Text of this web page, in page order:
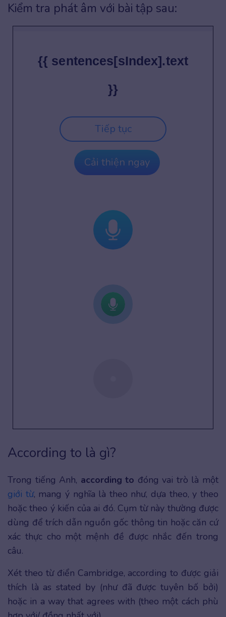
Kiểm tra phát âm với bài tập sau:
{{ sentences[sIndex].text
}}
Tiếp tục
Cải thiện ngay
According to là gì?
Trong tiếng Anh, according to đóng vai trò là một
giới từ, mang ý nghĩa là theo như, dựa theo, y theo
hoặc theo ý kiến của ai đó. Cụm từ này thường được
dùng để trích dẫn nguồn gốc thông tin hoặc căn cứ
xác thực cho một mệnh đề được nhắc đến trong
câu.
Xét theo từ điển Cambridge, according to được giải
thích là as stated by (như đã được tuyên bố bởi)
hoặc in a way that agrees with (theo một cách phù